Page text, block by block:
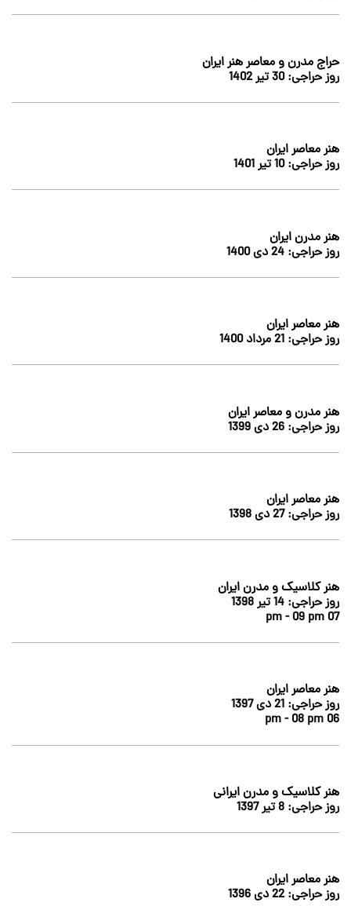
حراج مدرن و معاصر هنر ایران
روز حراجی:30 تير 1402
هنر معاصر ایران
روز حراجی:10 تير 1401
هنر مدرن ایران
روز حراجی: 24 دى 1400
هنر معاصر ایران
روز حراجی: 21 مرداد 1400
هنر مدرن و معاصر ایران
روز حراجی: 26 دى 1399
هنر معاصر ایران
روز حراجی:27 دى 1398
هنر کلاسیک و مدرن ایران
روز حراجی: 14 تير 1398
07 pm - 09 pm
هنر معاصر ایران
روز حراجی: 21 دى 1397
06 pm - 08 pm
هنر کلاسیک و مدرن ایرانی
روز حراجی: 8 تير 1397
هنر معاصر ایران
روز حراجی: 22 دى 1396